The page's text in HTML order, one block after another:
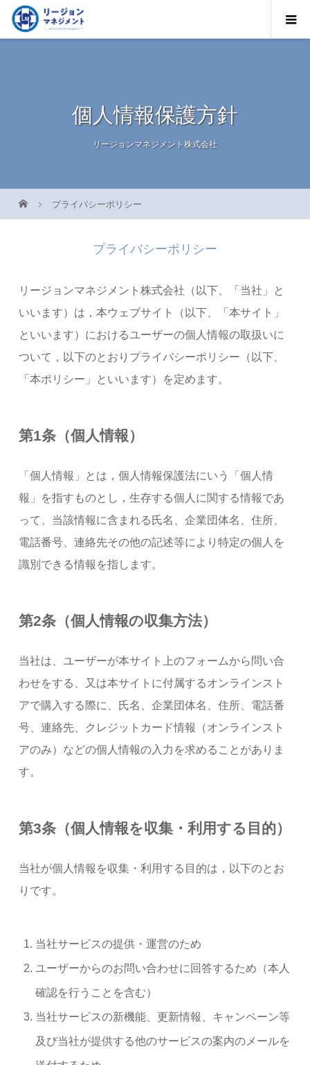
個人情報保護方針
リージョンマネジメント株式会社
プライバシーポリシー
プライバシーポリシー
リージョンマネジメント株式会社（以下、「当社」と
いいます）は，本ウェブサイト（以下、「本サイト」
といいます）におけるユーザーの個人情報の取扱いに
ついて，以下のとおりプライバシーポリシー（以下、
「本ポリシー」といいます）を定めます。
第1条（個人情報）
「個人情報」とは，個人情報保護法にいう「個人情
報」を指すものとし，生存する個人に関する情報であ
って、当該情報に含まれる氏名、企業団体名、住所、
電話番号、連絡先その他の記述等により特定の個人を
識別できる情報を指します。
第2条（個人情報の収集方法）
当社は、ユーザーが本サイト上のフォームから問い合
わせをする、又は本サイトに付属するオンラインスト
アで購入する際に、氏名、企業団体名、住所、電話番
号、連絡先、クレジットカード情報（オンラインスト
アのみ）などの個人情報の入力を求めることがありま
す。
第3条（個人情報を収集・利用する目的）
当社が個人情報を収集・利用する目的は，以下のとお
りです。
当社サービスの提供・運営のため
ユーザーからのお問い合わせに回答するため（本人
確認を行うことを含む）
当社サービスの新機能、更新情報、キャンペーン等
及び当社が提供する他のサービスの案内のメールを